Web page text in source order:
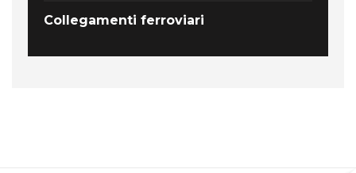
Collegamenti ferroviari